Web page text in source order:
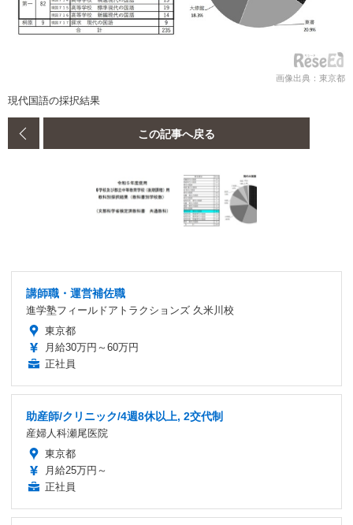
画像出典：東京都
現代国語の採択結果
この記事へ戻る
講師職・運営補佐職
進学塾フィールドアトラクションズ 久米川校
東京都
月給30万円～60万円
正社員
助産師/クリニック/4週8休以上, 2交代制
産婦人科瀬尾医院
東京都
月給25万円～
正社員